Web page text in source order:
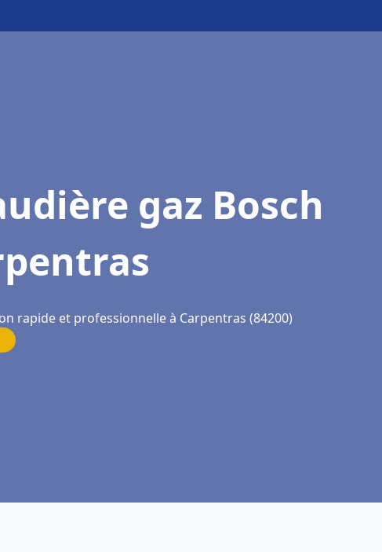
gaz Bosch
rapide et professionnelle à Carpentras (84200)